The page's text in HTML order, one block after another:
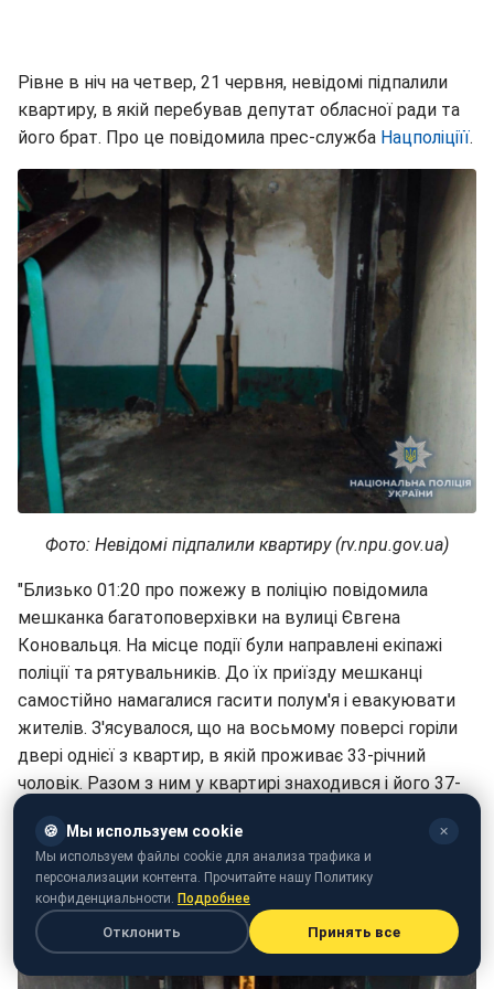
Рівне в ніч на четвер, 21 червня, невідомі підпалили
квартиру, в якій перебував депутат обласної ради та
його брат. Про це повідомила прес-служба Нацполіціїї.
Фото: Невідомі підпалили квартиру (rv.npu.gov.ua)
"Близько 01:20 про пожежу в поліцію повідомила
мешканка багатоповерхівки на вулиці Євгена
Коновальця. На місце події були направлені екіпажі
поліції та рятувальників. До їх приїзду мешканці
самостійно намагалися гасити полум'я і евакуювати
жителів. З'ясувалося, що на восьмому поверсі горіли
двері однієї з квартир, в якій проживає 33-річний
чоловік. Разом з ним у квартирі знаходився і його 37-
доставили у медзаклад з опіками тіла", — сказано в
повідомленні.
🍪 Мы используем cookie ✕
Мы используем файлы cookie для анализа трафика и
персонализации контента. Прочитайте нашу Политику
конфиденциальности. Подробнее
Отклонить Принять все